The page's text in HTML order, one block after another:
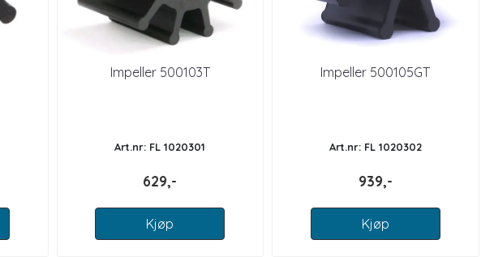
Impeller 500103T
Art.nr: FL 1020301
629,-
Kjøp
Impeller 500105GT
Art.nr: FL 1020302
939,-
Kjøp